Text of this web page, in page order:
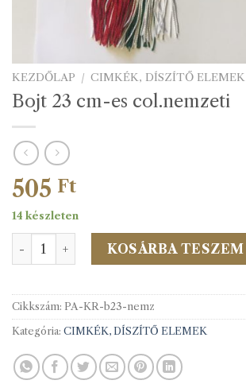
KEZDŐLAP / CIMKÉK, DÍSZÍTŐ ELEMEK
Bojt 23 cm-es col.nemzeti
505 Ft
14 készleten
Bojt 23 cm-es col.nemzeti mennyiség
KOSÁRBA TESZEM
Cikkszám: PA-KR-b23-nemz
Kategória: CIMKÉK, DÍSZÍTŐ ELEMEK